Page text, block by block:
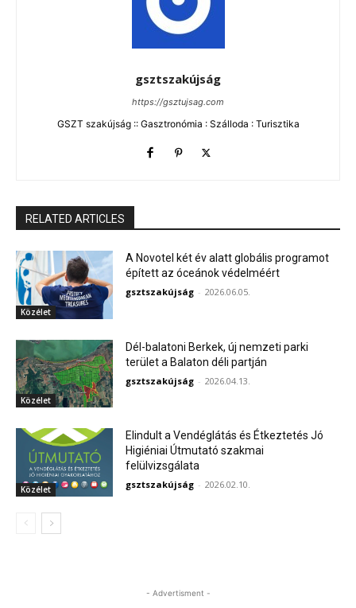
gsztszakújság
https://gsztujsag.com
GSZT szakújság :: Gasztronómia : Szálloda : Turisztika
RELATED ARTICLES
Közélet
A Novotel két év alatt globális programot
épített az óceánok védelméért
gsztszakújság - 2026.06.05.
Közélet
Dél-balatoni Berkek, új nemzeti parki
terület a Balaton déli partján
gsztszakújság - 2026.04.13.
Közélet
Elindult a Vendéglátás és Étkeztetés Jó
Higiéniai Útmutató szakmai
felülvizsgálata
gsztszakújság - 2026.02.10.
- Advertisment -